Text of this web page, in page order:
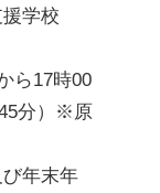
ら17時00
分）※原
年末年